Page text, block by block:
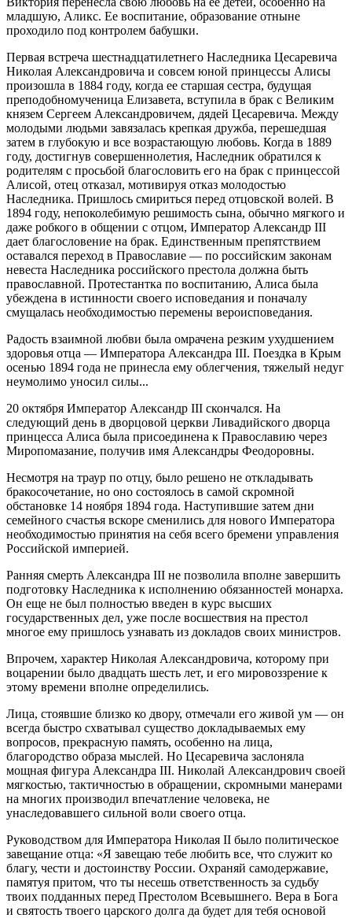
младшую, Аликс. Ее воспитание, образование отныне
проходило под контролем бабушки.
Первая встреча шестнадцатилетнего Наследника Цесаревича
Николая Александровича и совсем юной принцессы Алисы
произошла в 1884 году, когда ее старшая сестра, будущая
преподобномученица Елизавета, вступила в брак с Великим
князем Сергеем Александровичем, дядей Цесаревича. Между
молодыми людьми завязалась крепкая дружба, перешедшая
затем в глубокую и все возрастающую любовь. Когда в 1889
году, достигнув совершеннолетия, Наследник обратился к
родителям с просьбой благословить его на брак с принцессой
Алисой, отец отказал, мотивируя отказ молодостью
Наследника. Пришлось смириться перед отцовской волей. В
1894 году, непоколебимую решимость сына, обычно мягкого и
даже робкого в общении с отцом, Император Александр III
дает благословение на брак. Единственным препятствием
оставался переход в Православие — по российским законам
невеста Наследника российского престола должна быть
православной. Протестантка по воспитанию, Алиса была
убеждена в истинности своего исповедания и поначалу
смущалась необходимостью перемены вероисповедания.
Радость взаимной любви была омрачена резким ухудшением
здоровья отца — Императора Александра III. Поездка в Крым
осенью 1894 года не принесла ему облегчения, тяжелый недуг
неумолимо уносил силы...
20 октября Император Александр III скончался. На
следующий день в дворцовой церкви Ливадийского дворца
принцесса Алиса была присоединена к Православию через
Миропомазание, получив имя Александры Феодоровны.
Несмотря на траур по отцу, было решено не откладывать
бракосочетание, но оно состоялось в самой скромной
обстановке 14 ноября 1894 года. Наступившие затем дни
семейного счастья вскоре сменились для нового Императора
необходимостью принятия на себя всего бремени управления
Российской империей.
Ранняя смерть Александра III не позволила вполне завершить
подготовку Наследника к исполнению обязанностей монарха.
Он еще не был полностью введен в курс высших
государственных дел, уже после восшествия на престол
многое ему пришлось узнавать из докладов своих министров.
Впрочем, характер Николая Александровича, которому при
воцарении было двадцать шесть лет, и его мировоззрение к
этому времени вполне определились.
Лица, стоявшие близко ко двору, отмечали его живой ум — он
всегда быстро схватывал существо докладываемых ему
вопросов, прекрасную память, особенно на лица,
благородство образа мыслей. Но Цесаревича заслоняла
мощная фигура Александра III. Николай Александрович своей
мягкостью, тактичностью в обращении, скромными манерами
на многих производил впечатление человека, не
унаследовавшего сильной воли своего отца.
Руководством для Императора Николая II было политическое
завещание отца: «Я завещаю тебе любить все, что служит ко
благу, чести и достоинству России. Охраняй самодержавие,
памятуя притом, что ты несешь ответственность за судьбу
твоих подданных перед Престолом Всевышнего. Вера в Бога
и святость твоего царского долга да будет для тебя основой